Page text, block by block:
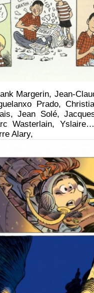
Margerin, Jean-
Prado,
Jean Solé,
Wasterlain,
Alary,